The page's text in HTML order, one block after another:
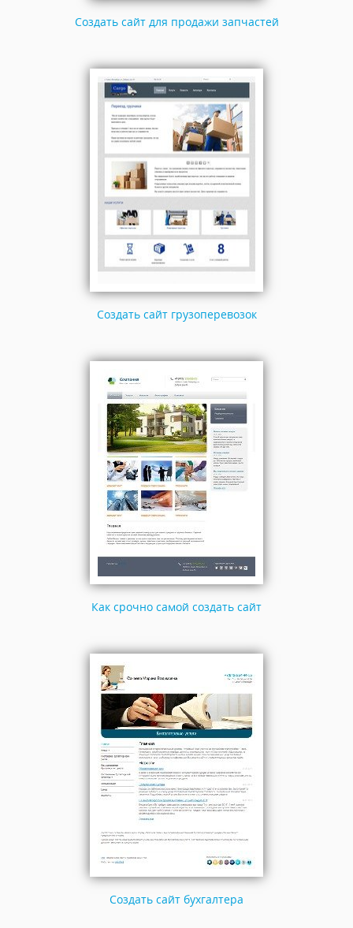
Создать сайт для продажи запчастей
Создать сайт грузоперевозок
Как срочно самой создать сайт
Создать сайт бухгалтера